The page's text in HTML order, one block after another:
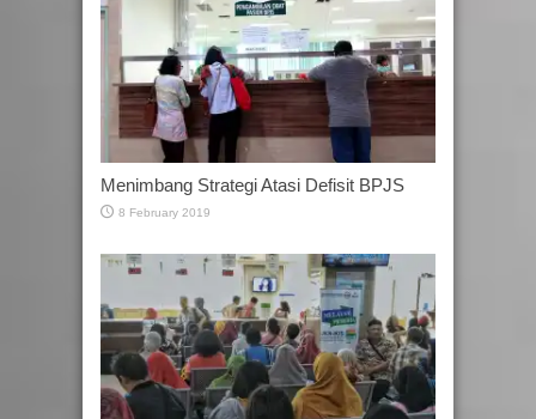
Menimbang Strategi Atasi Defisit BPJS
8 February 2019